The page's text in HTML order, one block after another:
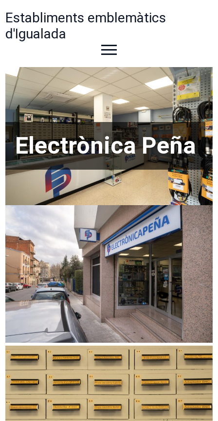
Establiments emblemàtics
d'Igualada
Electrònica Peña